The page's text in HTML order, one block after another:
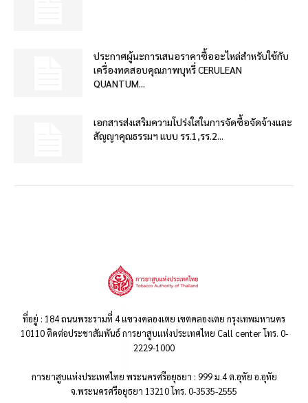
ประกาศผู้นะการเสนอราคาซื้ออะไหล่สำหรับใช้กับ
เครื่องทดสอบคุณภาพบุหรี่ CERULEAN
QUANTUM...
เอกสารส่งเสริมความโปร่งใสในการจัดซื้อจัดจ้างและ
สัญญาคุณธรรมฯ แบบ รร.1,รร.2...
ที่อยู่ : 184 ถนนพระรามที่ 4 แขวงคลองเตย เขตคลองเตย กรุงเทพมหานคร
10110 ติดต่อประชาสัมพันธ์ การยาสูบแห่งประเทศไทย Call center โทร. 0-
2229-1000
การยาสูบแห่งประเทศไทย พระนครศรีอยุธยา : 999 ม.4 ต.อุทัย อ.อุทัย
จ.พระนครศรีอยุธยา 13210 โทร. 0-3535-2555